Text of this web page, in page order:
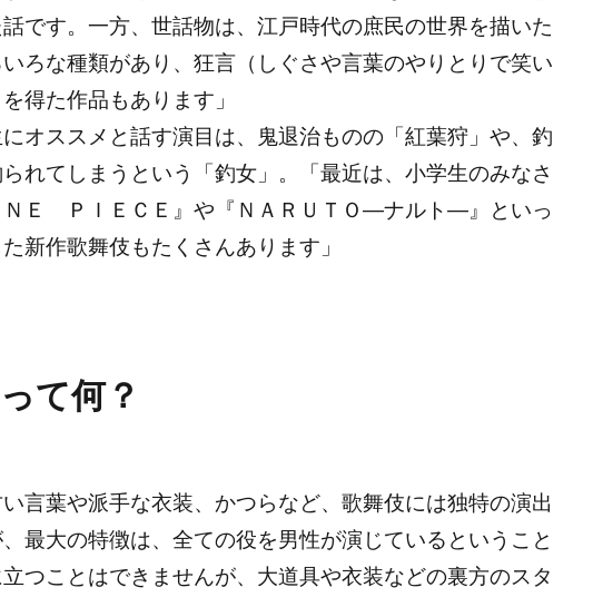
です。一方、世話物は、江戸時代の庶民の世界を描いた
ろな種類があり、狂言（しぐさや言葉のやりとりで笑い
得た作品もあります」
オススメと話す演目は、鬼退治ものの「紅葉狩」や、釣
れてしまうという「釣女」。「最近は、小学生のみなさ
ＮＥ ＰＩＥＣＥ』や『ＮＡＲＵＴＯ―ナルト―』といっ
新作歌舞伎もたくさんあります」
て何？
言葉や派手な衣装、かつらなど、歌舞伎には独特の演出
最大の特徴は、全ての役を男性が演じているということ
つことはできませんが、大道具や衣装などの裏方のスタ